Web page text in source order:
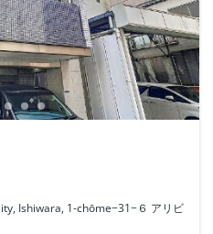
Ishiwara, 1-chōme−31−６ アリビ